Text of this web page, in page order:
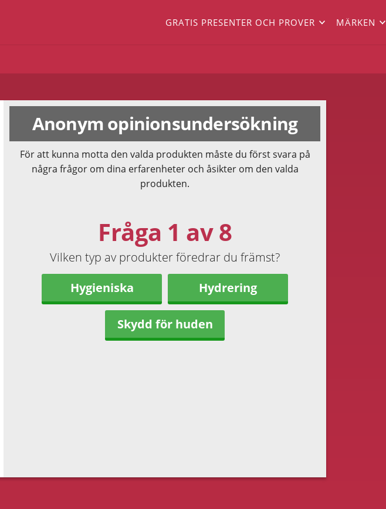
GRATIS PRESENTER OCH PROVER MÄRKEN
Anonym opinionsundersökning
För att kunna motta den valda produkten måste du först svara på
några frågor om dina erfarenheter och åsikter om den valda
produkten.
Fråga 1 av 8
Vilken typ av produkter föredrar du främst?
Hygieniska
Hydrering
Skydd för huden